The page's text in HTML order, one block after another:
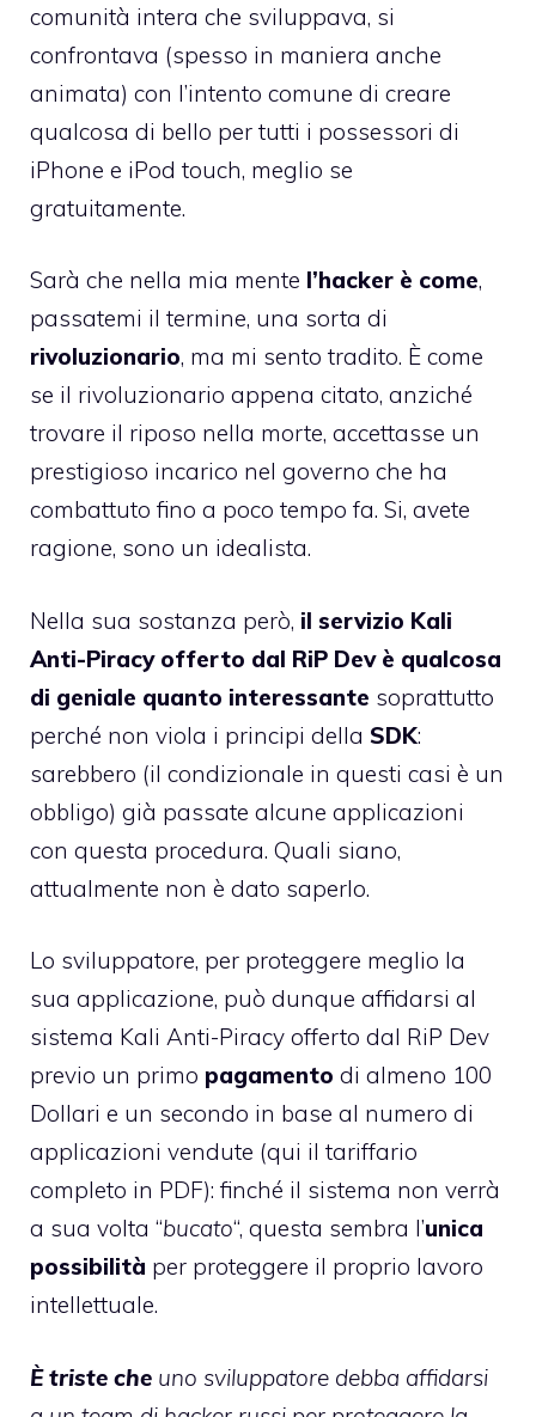
comunità intera che sviluppava, si
confrontava (spesso in maniera anche
animata) con l’intento comune di creare
qualcosa di bello per tutti i possessori di
iPhone e iPod touch, meglio se
gratuitamente.
Sarà che nella mia mente l’hacker è come,
passatemi il termine, una sorta di
rivoluzionario, ma mi sento tradito. È come
se il rivoluzionario appena citato, anziché
trovare il riposo nella morte, accettasse un
prestigioso incarico nel governo che ha
combattuto fino a poco tempo fa. Si, avete
ragione, sono un idealista.
Nella sua sostanza però, il servizio Kali
Anti-Piracy offerto dal RiP Dev è qualcosa
di geniale quanto interessante soprattutto
perché non viola i principi della SDK:
sarebbero (il condizionale in questi casi è un
obbligo) già passate alcune applicazioni
con questa procedura. Quali siano,
attualmente non è dato saperlo.
Lo sviluppatore, per proteggere meglio la
sua applicazione, può dunque affidarsi al
sistema Kali Anti-Piracy offerto dal RiP Dev
previo un primo pagamento di almeno 100
Dollari e un secondo in base al numero di
applicazioni vendute (qui il tariffario
completo in PDF): finché il sistema non verrà
a sua volta “bucato“, questa sembra l’unica
possibilità per proteggere il proprio lavoro
intellettuale.
È triste che uno sviluppatore debba affidarsi